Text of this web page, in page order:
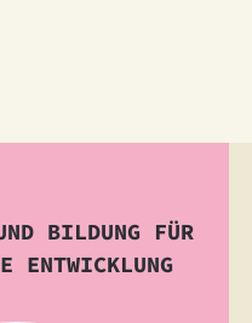
BILDUNG FÜR
ENTWICKLUNG